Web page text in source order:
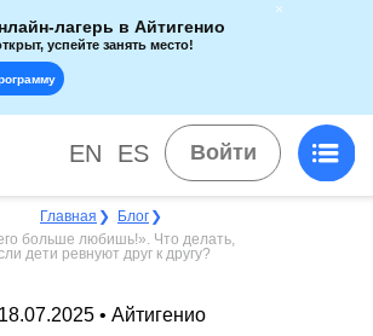
лагерь в Айтигенио
успейте занять место!
больше любишь!». Что делать,
дети ревнуют друг к другу?
Главная Блог
❯ ❯
18.07.2025 • Айтигенио